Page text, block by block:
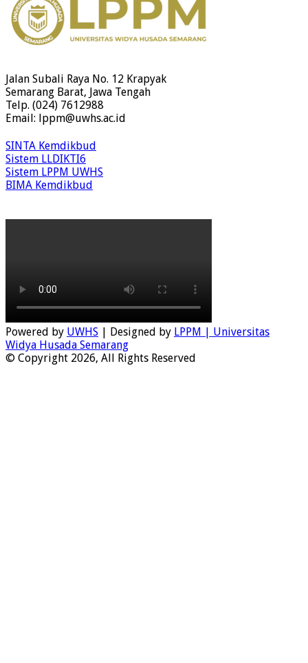
Jalan Subali Raya No. 12 Krapyak
Semarang Barat, Jawa Tengah
Telp. (024) 7612988
Email: lppm@uwhs.ac.id
SINTA Kemdikbud
Sistem LLDIKTI6
Sistem LPPM UWHS
BIMA Kemdikbud
Powered by UWHS | Designed by LPPM | Universitas
Widya Husada Semarang
© Copyright 2026, All Rights Reserved